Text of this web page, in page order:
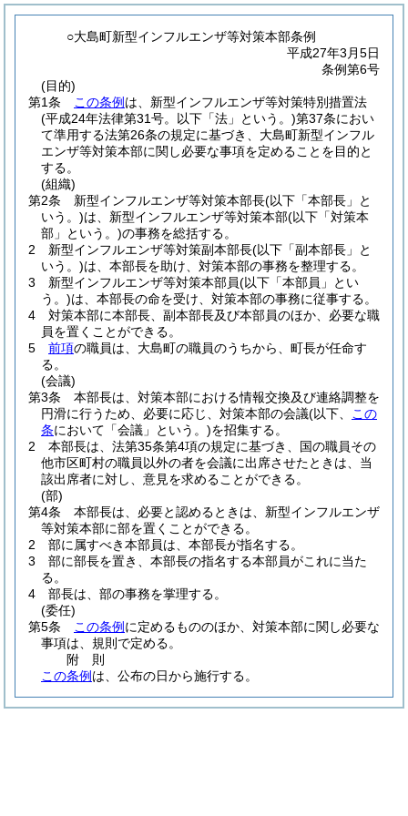
○大島町新型インフルエンザ等対策本部条例
平成27年3月5日
条例第6号
(目的)
第1条
この条例 は、新型インフルエンザ等対策特別措置法
(平成24年法律第31号。以下「法」という。)第37条におい
て準用する法第26条の規定に基づき、大島町新型インフル
エンザ等対策本部に関し必要な事項を定めることを目的と
する。
(組織)
第2条
新型インフルエンザ等対策本部長(以下「本部長」と
いう。)は、新型インフルエンザ等対策本部(以下「対策本
部」という。)の事務を総括する。
2
新型インフルエンザ等対策副本部長(以下「副本部長」と
いう。)は、本部長を助け、対策本部の事務を整理する。
3
新型インフルエンザ等対策本部員(以下「本部員」とい
う。)は、本部長の命を受け、対策本部の事務に従事する。
4
対策本部に本部長、副本部長及び本部員のほか、必要な職
員を置くことができる。
5
前項の職員は、大島町の職員のうちから、町長が任命す
る。
(会議)
第3条
本部長は、対策本部における情報交換及び連絡調整を
円滑に行うため、必要に応じ、対策本部の会議(以下、
この
条において「会議」という。)を招集する。
2
本部長は、法第35条第4項の規定に基づき、国の職員その
他市区町村の職員以外の者を会議に出席させたときは、当
該出席者に対し、意見を求めることができる。
(部)
第4条
本部長は、必要と認めるときは、新型インフルエンザ
等対策本部に部を置くことができる。
2
部に属すべき本部員は、本部長が指名する。
3
部に部長を置き、本部長の指名する本部員がこれに当た
る。
4
部長は、部の事務を掌理する。
(委任)
第5条
この条例 に定めるもののほか、対策本部に関し必要な
事項は、規則で定める。
附 則
この条例 は、公布の日から施行する。